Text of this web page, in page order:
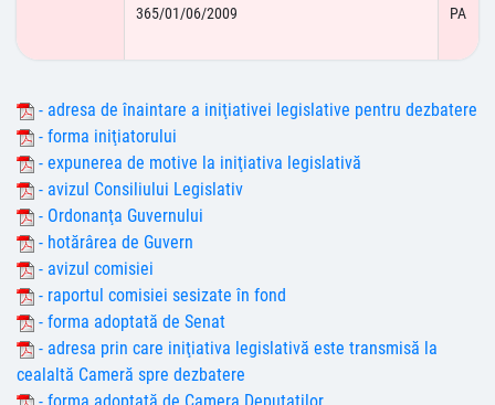
365/01/06/2009
PA
- adresa de înaintare a iniţiativei legislative pentru dezbatere
- forma iniţiatorului
- expunerea de motive la iniţiativa legislativă
- avizul Consiliului Legislativ
- Ordonanţa Guvernului
- hotărârea de Guvern
- avizul comisiei
- raportul comisiei sesizate în fond
- forma adoptată de Senat
- adresa prin care iniţiativa legislativă este transmisă la
cealaltă Cameră spre dezbatere